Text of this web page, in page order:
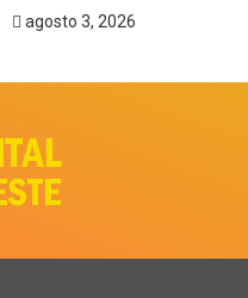
agosto 3, 2026